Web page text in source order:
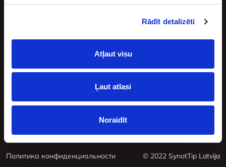
Rādīt detalizēti
Atļaut visu
Ļaut atlasi
Noraidīt
Rīga Latvija, LV-
+37120200693
Присоединяйся к нам
Политика конфиденциальности © 2022 SynotTip Latvija